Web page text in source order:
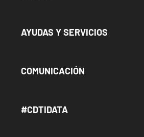
Menu Footer Ayudas y Servicios
AYUDAS Y SERVICIOS
Menu Footer Comunicación
COMUNICACIÓN
Menú Footer #Cdtidata
#CDTIDATA